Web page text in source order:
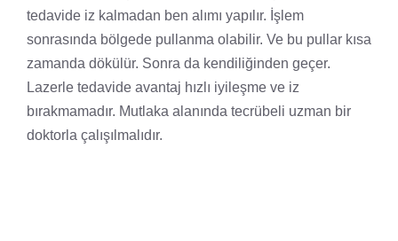
tedavide iz kalmadan ben alımı yapılır. İşlem
sonrasında bölgede pullanma olabilir. Ve bu pullar kısa
zamanda dökülür. Sonra da kendiliğinden geçer.
Lazerle tedavide avantaj hızlı iyileşme ve iz
bırakmamadır. Mutlaka alanında tecrübeli uzman bir
doktorla çalışılmalıdır.